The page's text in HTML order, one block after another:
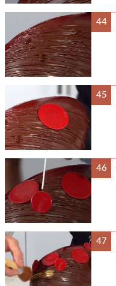
44
45
46
47